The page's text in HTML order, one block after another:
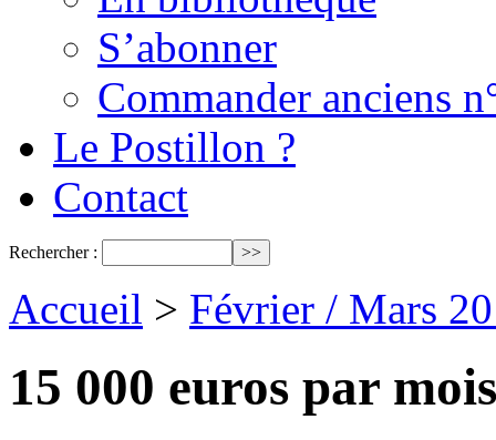
S’abonner
Commander anciens
Le Postillon ?
Contact
Rechercher :
Accueil > Février / Mars
15 000 euros par mois